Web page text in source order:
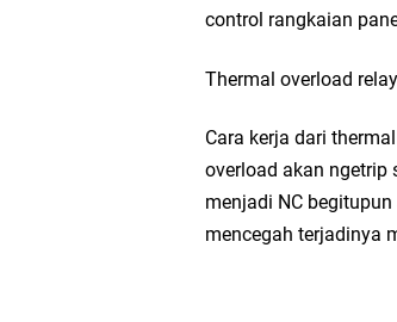
control rangkaian
Thermal overload
Cara kerja dari
overload akan ngetrip
menjadi NC
mencegah terjadinya